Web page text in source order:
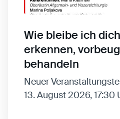
Wie bleibe ich
erkennen,
behandeln
Neuer
13. August 2026, 17:30